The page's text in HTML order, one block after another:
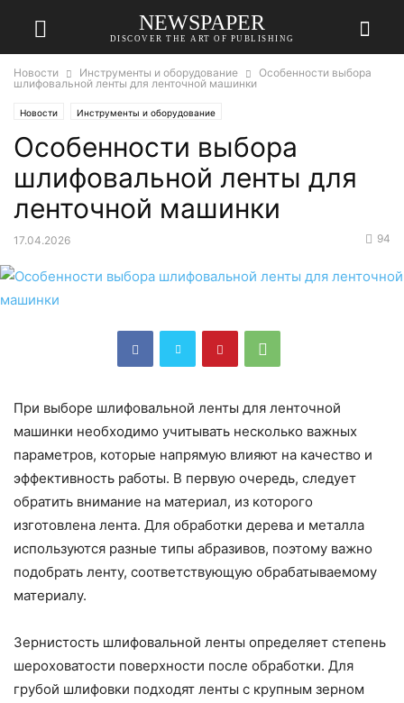
NEWSPAPER
DISCOVER THE ART OF PUBLISHING
Новости Инструменты и оборудование
Особенности выбора
шлифовальной ленты для ленточной машинки
Новости Инструменты и оборудование
Особенности выбора
шлифовальной ленты для
ленточной машинки
17.04.2026 94
При выборе шлифовальной ленты для ленточной
машинки необходимо учитывать несколько важных
параметров, которые напрямую влияют на качество и
эффективность работы. В первую очередь, следует
обратить внимание на материал, из которого
изготовлена лента. Для обработки дерева и металла
используются разные типы абразивов, поэтому важно
подобрать ленту, соответствующую обрабатываемому
материалу.
Зернистость шлифовальной ленты определяет степень
шероховатости поверхности после обработки. Для
грубой шлифовки подходят ленты с крупным зерном